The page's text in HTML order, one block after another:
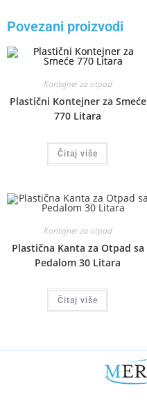
Povezani proizvodi
Kontejner za otpad
Plastični Kontejner za Smeće
770 Litara
Čitaj više
Kontejner za otpad
Plastična Kanta za Otpad sa
Pedalom 30 Litara
Čitaj više